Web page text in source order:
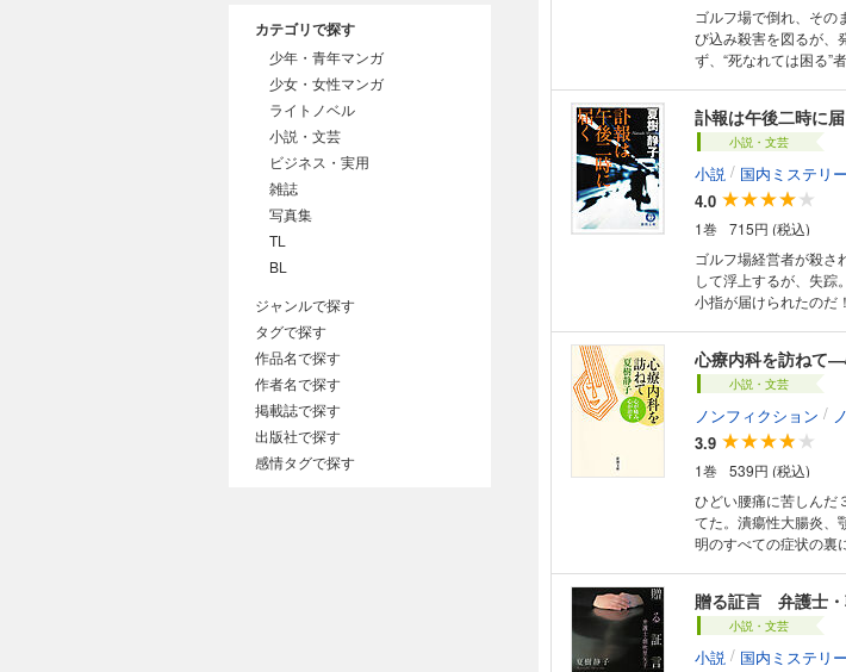
ゴルフ場で倒れ、その
び込み殺害を図るが、
ず、“死なれては困る”
訃報は午後二時に届
小説・文芸
小説 / 国内ミステリー
4.0
1巻
715円 (税込)
ゴルフ場経営者が殺さ
して浮上するが、失踪
小指が届けられたのだ
心療内科を訪ねて
小説・文芸
ノンフィクション /
3.9
1巻
539円 (税込)
ひどい腰痛に苦しんだ
てた。潰瘍性大腸炎
明のすべての症状の裏
身かもしれません――
贈る証言 弁護士
小説・文芸
小説 / 国内ミステリー
カテゴリで探す
少年・青年マンガ
少女・女性マンガ
ライトノベル
小説・文芸
ビジネス・実用
雑誌
写真集
TL
BL
ジャンルで探す
タグで探す
作品名で探す
作者名で探す
掲載誌で探す
出版社で探す
感情タグで探す